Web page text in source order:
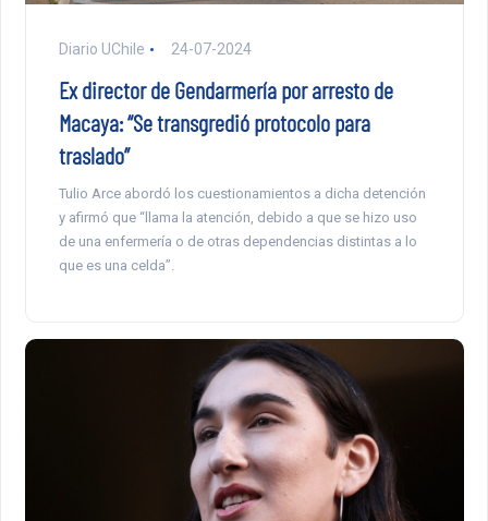
Diario UChile 24-07-2024
Ex director de Gendarmería por arresto de
Macaya: “Se transgredió protocolo para
traslado”
Tulio Arce abordó los cuestionamientos a dicha detención
y afirmó que “llama la atención, debido a que se hizo uso
de una enfermería o de otras dependencias distintas a lo
que es una celda”.